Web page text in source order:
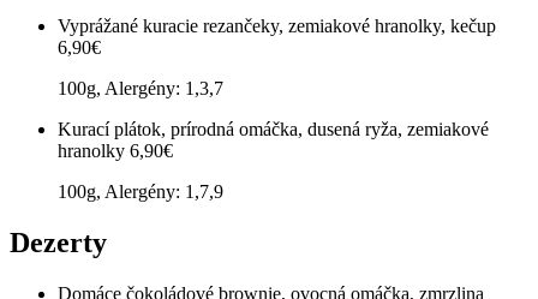
Vyprážané kuracie rezančeky, zemiakové hranolky, kečup
6,90€
100g, Alergény: 1,3,7
Kurací plátok, prírodná omáčka, dusená ryža, zemiakové
hranolky 6,90€
100g, Alergény: 1,7,9
Dezerty
Domáce čokoládové brownie, ovocná omáčka, zmrzlina